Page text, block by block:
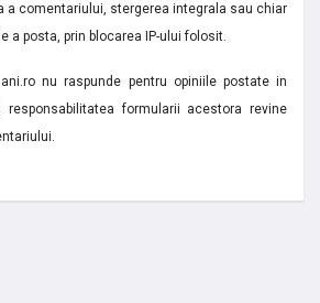
a comentariului, stergerea integrala sau chiar
a posta, prin blocarea IP-ului folosit.
nu raspunde pentru opiniile postate in
responsabilitatea formularii acestora revine